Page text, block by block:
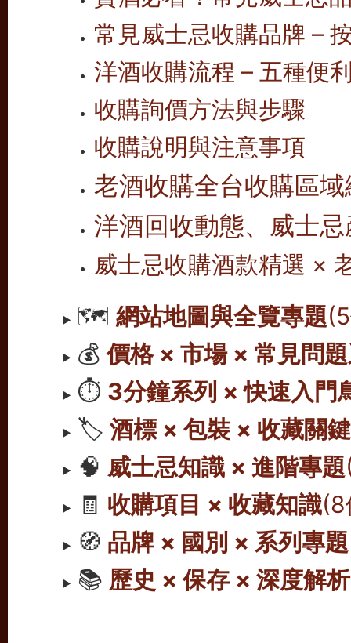
常見威士忌收購品牌 –
洋酒收購流程 – 五種便
收購詢價方法與步驟
收購說明與注意事項
老酒收購全台收購區
洋酒回收動態、威士
威士忌收購酒款精選 ×
🗺️網站地圖與全覽專題
💰價格 × 市場 × 常見問
⏱️ 3分鐘系列 × 快速入門
🏷️酒標 × 包裝 × 收藏關鍵
🧠 威士忌知識 × 進階專題
🧾 收購項目 × 收藏知識(8
🧭 品牌 × 國別 × 系列專題
📚 歷史 × 保存 × 深度解析